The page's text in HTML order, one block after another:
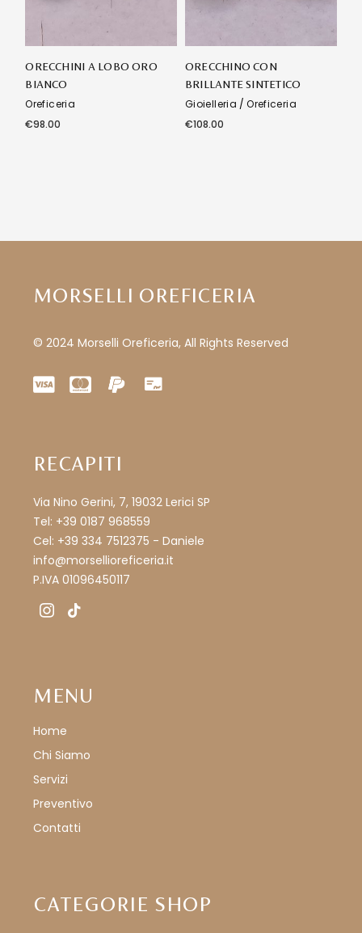
ORECCHINI A LOBO ORO
BIANCO
Oreficeria
€98.00
ORECCHINO CON
BRILLANTE SINTETICO
Gioielleria
Oreficeria
€108.00
MORSELLI OREFICERIA
© 2024 Morselli Oreficeria, All Rights Reserved
RECAPITI
Via Nino Gerini, 7, 19032 Lerici SP
Tel: +39 0187 968559
Cel: +39 334 7512375 - Daniele
info@morsellioreficeria.it
P.IVA 01096450117
instagram
tiktok
MENU
Home
Chi Siamo
Servizi
Preventivo
Contatti
CATEGORIE SHOP